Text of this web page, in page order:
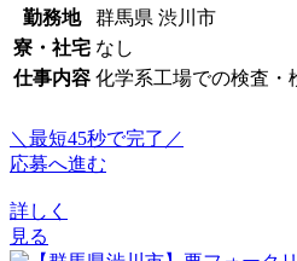
勤務地
群馬県 渋川市
寮・社宅 なし
仕事内容 化学系工場での検査・
＼最短45秒で完了／
応募へ進む
詳しく
見る